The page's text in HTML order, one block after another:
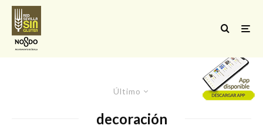
Último
decoración